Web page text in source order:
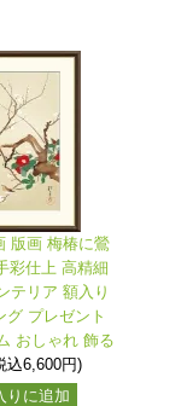
版画 梅椿に鶯
彩仕上 高精細
テリア 額入り
グ プレゼント
おしゃれ 飾る
込6,600円)
りに追加